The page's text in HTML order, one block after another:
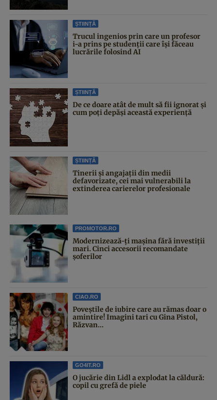
ȘTIINȚĂ
Trucul ingenios prin care un profesor
i-a prins pe studenții care își făceau
lucrările folosind AI
ȘTIINȚĂ
De ce doare atât de mult să fii ignorat și
cum poți depăși această experiență
ȘTIINȚĂ
Tinerii și angajații din medii
defavorizate, cei mai vulnerabili la
extinderea carierelor profesionale
PROMOTOR.RO
Modernizează-ți mașina fără investiții
mari. Cinci accesorii recomandate
șoferilor
CIAO.RO
Poveştile de iubire care au rămas doar o
amintire! Imagini tari cu Gina Pistol,
Răzvan...
GO4IT.RO
O jucărie din Lidl a explodat la căldură:
copil cu grefă de piele